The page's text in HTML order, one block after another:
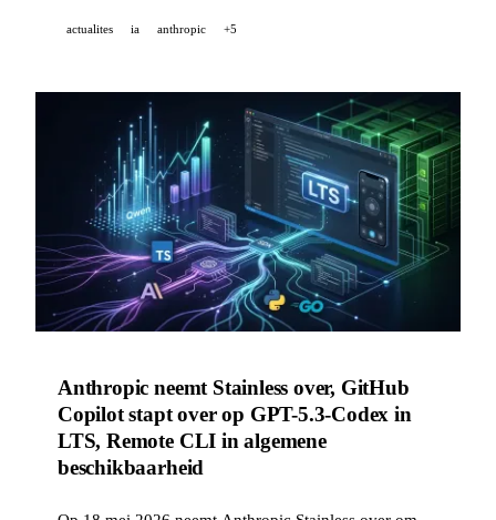
actualites ia anthropic +5
Anthropic neemt Stainless over, GitHub
Copilot stapt over op GPT-5.3-Codex in
LTS, Remote CLI in algemene
beschikbaarheid